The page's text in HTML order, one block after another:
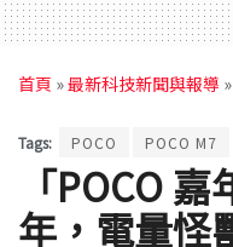
首頁 »最新科技新聞與報導 »
Tags: POCO POCO M7
「POCO
年，電量怪